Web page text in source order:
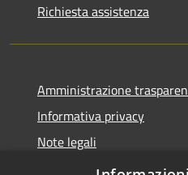
Richiesta assistenza
Amministrazione
Informativa privacy
Note legali
Dichiarazione di accessibilità